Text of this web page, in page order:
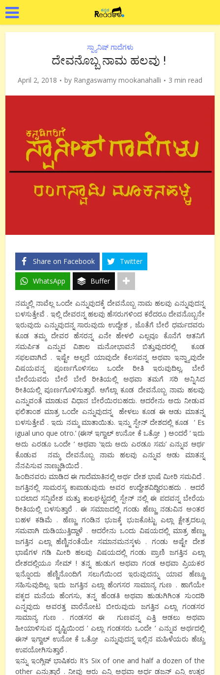
ಸ್ಪ್ಯಾನಿಷ್ ಗಾದೆಗಳು
ದೇವನೊಬ್ಬ ನಾಮ ಹಲವು !
April 2, 2018 by Rangaswamy mookanahalli 3 min read
Share on Facebook Twitter
WhatsApp Buffer
ನಮ್ಮಲ್ಲಿ ನಾವೆಲ್ಲ ಒಂದೇ ಎನ್ನುವುದಕ್ಕೆ ದೇವನೊಬ್ಬ ನಾಮ ಹಲವು ಎನ್ನುವುದನ್ನ
ಬಳಸುತ್ತೇವೆ . ಇಲ್ಲಿ ದೇವರನ್ನ ಹಲವು ಹೆಸರುಗಳಿಂದ ಕರೆದರೂ ದೇವನೊಬ್ಬನೇ
ಇರುವುದು ಎನ್ನುವುದನ್ನ ಸಾರುವುದು ಉದ್ದೇಶ , ಜೊತೆಗೆ ಬೇರೆ ಧರ್ಮದವರು
ಕೂಡ ತಮ್ಮ ದೇವರ ಹೆಸರನ್ನ ಏನೇ ಹೇಳಲಿ ಎಲ್ಲವೂ ಕೊನೆಗೆ ಆತನಿಗೆ
ಸಮರ್ಪಿತ ಎನ್ನುವ ವಿಶಾಲ ಮನೋಭಾವನೆ ಬಿತ್ತುವುದರಲ್ಲಿ ಕೂಡ
ಸಫಲವಾಗಿದೆ . ಇಷ್ಟೇ ಅಲ್ಲದೆ ಯಾವುದೇ ಕೆಲಸವನ್ನ ಅಥವಾ ಇನ್ನ್ಯಾವುದೇ
ವಿಷಯವನ್ನ ಪೂರ್ಣಗೊಳಿಸಲು ಒಂದೇ ರೀತಿ ಇರುವುದಿಲ್ಲ, ಬೇರೆ
ಬೇರೆಯವರು ಬೇರೆ ಬೇರೆ ರೀತಿಯಲ್ಲಿ ಅಥವಾ ತಮಗೆ ಸರಿ ಅನ್ನಿಸಿದ
ರೀತಿಯಲ್ಲಿ ಪೂರ್ಣಗೊಳಿಸುತ್ತಾರೆ. ಆಗೆಲ್ಲಾ ಕೂಡ ದೇವನೊಬ್ಬ ನಾಮ ಹಲವು
ಎನ್ನುವಂತೆ ಮಾಡುವ ವಿಧಾನ ಬೇರೆಯಿರಬಹದು. ಆದರೇನು ಅದು ನೀಡುವ
ಫಲಿತಾಂಶ ಮಾತ್ರ ಒಂದೇ ಎನ್ನುವುದನ್ನ ಹೇಳಲು ಕೂಡ ಈ ಆಡು ಮಾತನ್ನ
ಬಳಸುತ್ತೇವೆ . ಇದು ನಮ್ಮ ಮಾತಾಯಿತು. ಇನ್ನು ಸ್ಪೇನ್ ದೇಶದಲ್ಲಿ ಕೂಡ ‘ Es
igual uno que otro.’ (ಈಸ್ ಇಗ್ವಾಲ್ ಉನೋ ಕೆ ಒತ್ರೋ ) ಅಂದರೆ ‘ ಇದು
ಅದು ಎರಡೂ ಒಂದೇ ‘ ಅಥವಾ ‘ಇದು ಅದು ಎರಡೂ ಸಮ’ ಎನ್ನುವ ಆರ್ಥ
ಕೊಡುವ ನಮ್ಮ ದೇವನೊಬ್ಬ ನಾಮ ಹಲವು ಎನ್ನುವ ಆಡು ಮಾತನ್ನ
ನೆನಪಿಸುವ ನಾಣ್ಣುಡಿಯಿದೆ .
ಹಿಂದಿನವರು ಮಾಡಿದ ಈ ಗಾದೆಮಾತಿನಲ್ಲಿ ಅರ್ಥ ದೇಶ ಭಾಷೆ ಮೀರಿ ಸಮವಿದೆ .
ಜಗತ್ತಿನಲ್ಲಿ ಸಾಮರಸ್ಯ ಕಾಪಾಡುವುದು ಅವರ ಉದ್ದೇಶವಿದ್ದಿರಬಹದು . ಆದರೆ
ಬದಲಾದ ಸನ್ನಿವೇಶ ಮತ್ತು ಕಾಲಘಟ್ಟದಲ್ಲಿ ಸ್ಪೇನ್ ನಲ್ಲಿ ಈ ಪದವನ್ನ ಬೇರೆಯ
ರೀತಿಯಲ್ಲಿ ಬಳಸುತ್ತಾರೆ . ಈ ಸಮಾಜದಲ್ಲಿ ಗಂಡು ಹೆಣ್ಣು ನಡುವಿನ ಅಂತರ
ಬಹಳ ಕಡಿಮೆ . ಹೆಣ್ಣು ಗಂಡಿನ ಭುಜಕ್ಕೆ ಭುಜಕೊಟ್ಟು ಎಲ್ಲಾ ಕ್ಷೇತ್ರದಲ್ಲೂ
ಸಮವಾಗಿ ದುಡಿಯುತ್ತಿದ್ದಾಳೆ . ಆದರೇನು ಒಂದು ವಿಷಯದಲ್ಲಿ ಮಾತ್ರ ಹೆಣ್ಣು
ಜಗತ್ತಿನ ಎಲ್ಲಾ ಹೆಣ್ಣಿನಂತೆಯೇ ಸಮಾನಮನಸ್ಕಳು . ಗಂಡು ಅಷ್ಟೇ ದೇಶ
ಭಾಷೆಗಳ ಗಡಿ ಮೀರಿ ಹಲವು ವಿಷಯದಲ್ಲಿ ಗಂಡು ಪ್ರಾಣಿ ಜಗತ್ತಿನ ಎಲ್ಲಾ
ದೇಶದಲ್ಲಿಯೂ ಸೇಮ್ ! ತನ್ನ ಹುಡುಗ ಅಥವಾ ಗಂಡ ಅಥವಾ ಪ್ರಿಯಕರ
ಇನ್ನೊಂದು ಹೆಣ್ಣಿನೊಂದಿಗೆ ಸಲುಗೆಯಿಂದ ಇರುವುದನ್ನು ಯಾವ ಹೆಣ್ಣೂ
ಸಹಿಸುವುದಿಲ್ಲ. ಇದು ಜಗತ್ತಿನ ಎಲ್ಲಾ ಹೆಂಗಸರ ಸಾಮಾನ್ಯ ಗುಣ . ಹಾಗೆಯೇ
ಪಕ್ಕದ ಮನೆಯ ಹೆಂಗಸು, ತನ್ನ ಹೆಂಡತಿ ಅಥವಾ ಹುಡುಗಿಗಿಂತ ಸುಂದರಿ
ಎನ್ನವುದು ಅವರತ್ತ ವಾರೆನೋಟ ಬೀರುವುದು ಜಗತ್ತಿನ ಎಲ್ಲಾ ಗಂಡಸರ
ಸಾಮಾನ್ಯ ಗುಣ . ಗಂಡಸರ ಈ ಗುಣವನ್ನ ಎತ್ತಿ ಆಡಲು ಅಥವಾ
ಹೀಯಾಳಿಸುವ ದೃಷ್ಟಿಯಿಂದ ‘ ಎಲ್ಲಾ ಗಂಡಸರು ಒಂದೇ ‘ ಎನ್ನುವ ಅರ್ಥದಲ್ಲಿ
ಈಸ್ ಇಗ್ವಾಲ್ ಉನೋ ಕೆ ಒತ್ರೋ ಎನ್ನುವುದನ್ನ ಇಲ್ಲಿನ ಮಹಿಳೆಯರು ಹೆಚ್ಚು
ಉಪಯೋಗಿಸುತ್ತಾರೆ .
ಇನ್ನು ಇಂಗ್ಲಿಷ್ ಭಾಷಿಕರು It’s Six of one and half a dozen of the
other ಎನ್ನುತ್ತಾರೆ . ನೀವು ಆರು ಎನ್ನಿ ಅಥವಾ ಅರ್ಧ ಡಜನ್ ಎನ್ನಿ ಉತ್ತರ